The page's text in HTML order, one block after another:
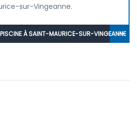
sur-Vingeanne.
PISCINE À SAINT-MAURICE-SUR-VINGEANNE